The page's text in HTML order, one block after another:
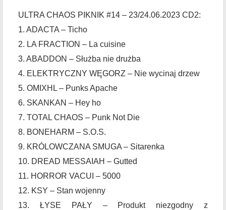
ULTRA CHAOS PIKNIK #14 – 23/24.06.2023 CD2:
1. ADACTA – Ticho
2. LA FRACTION – La cuisine
3. ABADDON – Służba nie drużba
4. ELEKTRYCZNY WĘGORZ – Nie wycinaj drzew
5. OMIXHL – Punks Apache
6. SKANKAN – Hey ho
7. TOTAL CHAOS – Punk Not Die
8. BONEHARM – S.O.S.
9. KRÓLOWCZANA SMUGA – Sitarenka
10. DREAD MESSAIAH – Gutted
11. HORROR VACUI – 5000
12. KSY – Stan wojenny
13. ŁYSE PAŁY – Produkt niezgodny z